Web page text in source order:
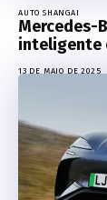
AUTO SHANGAI
Mercedes-
inteligente
13 DE MAIO DE 2025